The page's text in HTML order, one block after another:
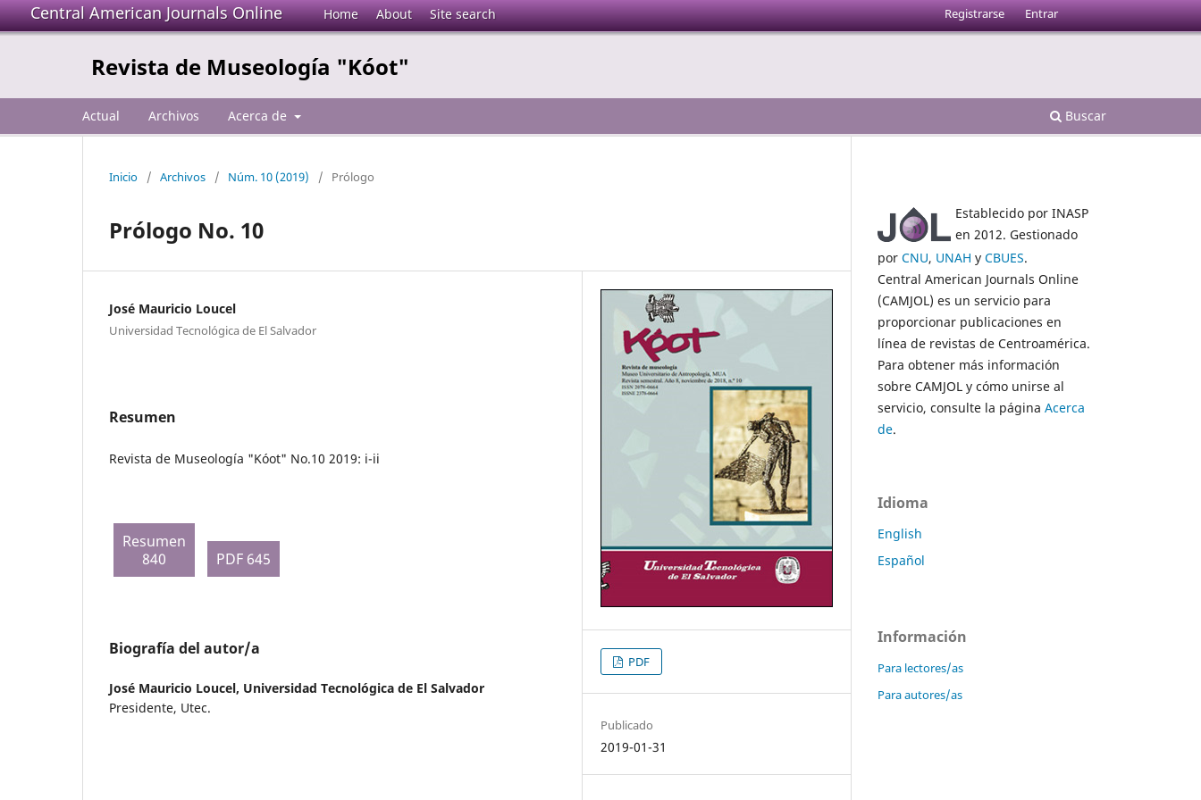
Central American Journals Online Home About Site search
Revista de Museología "Kóot"
Actual Archivos Acerca de Buscar
Registrarse Entrar
Inicio / Archivos / Núm. 10 (2019) / Prólogo
Prólogo No. 10
José Mauricio Loucel
Universidad Tecnológica de El Salvador
Resumen
Revista de Museología "Kóot" No.10 2019: i-ii
Resumen
840
PDF 645
Biografía del autor/a
José Mauricio Loucel, Universidad Tecnológica de El Salvador
Presidente, Utec.
PDF
Publicado
2019-01-31
Establecido por INASP
en 2012. Gestionado
por CNU, UNAH y CBUES.
Central American Journals Online
(CAMJOL) es un servicio para
proporcionar publicaciones en
línea de revistas de Centroamérica.
Para obtener más información
sobre CAMJOL y cómo unirse al
servicio, consulte la página Acerca
de.
Idioma
English
Español
Información
Para lectores/as
Para autores/as